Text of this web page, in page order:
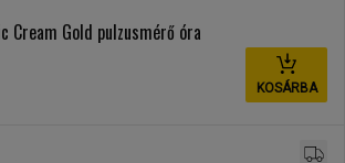
Cream Gold pulzusmérő óra
KOSÁRBA